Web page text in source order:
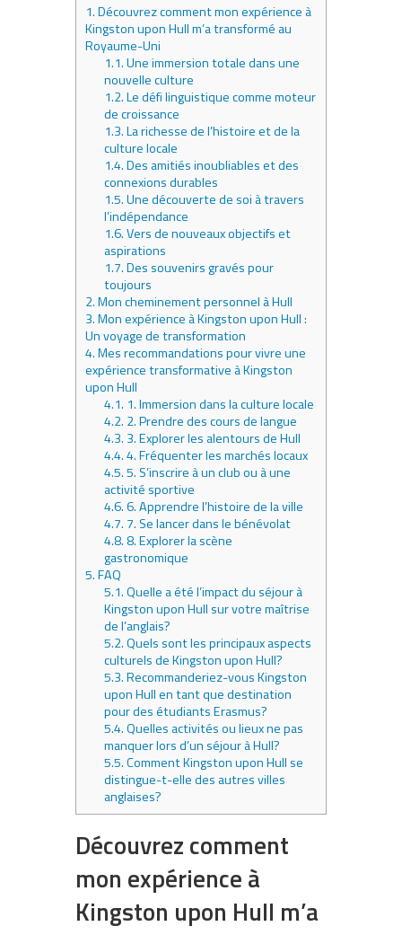
1.Découvrez comment mon expérience à
Kingston upon Hull m’a transformé au
Royaume-Uni
1.1.Une immersion totale dans une
nouvelle culture
1.2.Le défi linguistique comme moteur
de croissance
1.3.La richesse de l’histoire et de la
culture locale
1.4.Des amitiés inoubliables et des
connexions durables
1.5.Une découverte de soi à travers
l’indépendance
1.6.Vers de nouveaux objectifs et
aspirations
1.7.Des souvenirs gravés pour
toujours
2.Mon cheminement personnel à Hull
3.Mon expérience à Kingston upon Hull :
Un voyage de transformation
4.Mes recommandations pour vivre une
expérience transformative à Kingston
upon Hull
4.1. 1. Immersion dans la culture locale
4.2. 2. Prendre des cours de langue
4.3. 3. Explorer les alentours de Hull
4.4.4. Fréquenter les marchés locaux
4.5.5. S’inscrire à un club ou à une
activité sportive
4.6.6. Apprendre l’histoire de la ville
4.7. 7. Se lancer dans le bénévolat
4.8.8. Explorer la scène
gastronomique
5.FAQ
5.1.Quelle a été l’impact du séjour à
Kingston upon Hull sur votre maîtrise
de l’anglais?
5.2.Quels sont les principaux aspects
culturels de Kingston upon Hull?
5.3.Recommanderiez-vous Kingston
upon Hull en tant que destination
pour des étudiants Erasmus?
5.4.Quelles activités ou lieux ne pas
manquer lors d’un séjour à Hull?
5.5.Comment Kingston upon Hull se
distingue-t-elle des autres villes
anglaises?
Découvrez comment
mon expérience à
Kingston upon Hull m’a